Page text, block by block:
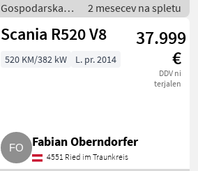
Gospodarska
vozila /
Tovornjak
2 mesecev na spletu
Scania R520 V8
37.999
€
DDV ni
terjalen
520 KM/382 kW L. pr. 2014
Fabian Oberndorfer
4551 Ried im Traunkreis